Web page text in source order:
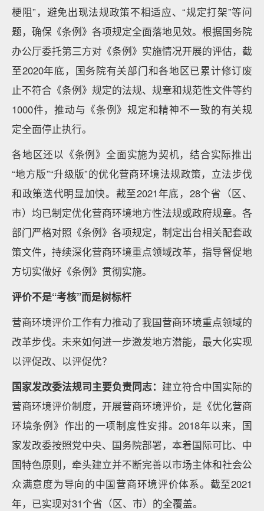
梗阻”，避免出现法规政策不相适应、“规定打架”等问
题，确保《条例》各项规定全面落地见效。根据国务院
办公厅委托第三方对《条例》实施情况开展的评估，截
至2020年底，国务院有关部门和各地区已累计修订废
止不符合《条例》规定的法规、规章和规范性文件等约
1000件，推动与《条例》规定和精神不一致的有关规
定全面停止执行。
各地区还以《条例》全面实施为契机，结合实际推出
“地方版”“升级版”的优化营商环境法规政策，立法步伐
和政策迭代明显加快。截至2021年底，28个省（区、
市）均已制定优化营商环境地方性法规或政府规章。各
部门严格对照《条例》各项规定，制定出台相关配套政
策文件，持续深化营商环境重点领域改革，指导督促地
方切实做好《条例》贯彻实施。
评价不是“考核”而是树标杆
营商环境评价工作有力推动了我国营商环境重点领域的
改革步伐。未来如何进一步激发地方潜能，最大化实现
以评促改、以评促优？
国家发改委法规司主要负责同志： 建立符合中国实际的
营商环境评价制度，开展营商环境评价，是《优化营商
环境条例》作出的一项制度性安排。2018年以来，国
家发改委按照党中央、国务院部署，本着国际可比、中
国特色原则，牵头建立并不断完善以市场主体和社会公
众满意度为导向的中国营商环境评价体系。截至2021
年，已实现对31个省（区、市）的全覆盖。